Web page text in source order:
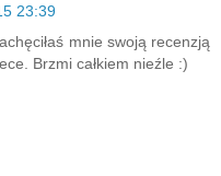
23:39
mnie swoją recenzją
Brzmi całkiem nieźle :)